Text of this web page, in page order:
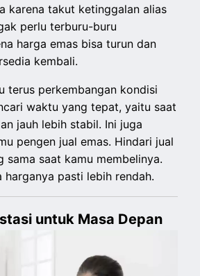
karena takut ketinggalan alias
perlu terburu-buru
harga emas bisa turun dan
kembali.
terus perkembangan kondisi
waktu yang tepat, yaitu saat
jauh lebih stabil. Ini juga
pengen jual emas. Hindari jual
sama saat kamu membelinya.
harganya pasti lebih rendah.
untuk Masa Depan